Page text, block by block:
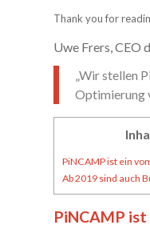
Thank you for
Uwe Frers, CEO
„Wir stellen
Optimierung
PiNCAMP ist ein
Ab 2019 sind auch
PiNCAMP